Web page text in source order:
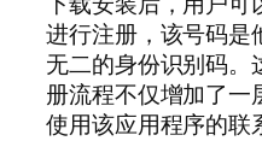
进行注册，该号码是
无二的身份识别码。
册流程不仅增加了一
使用该应用程序的联